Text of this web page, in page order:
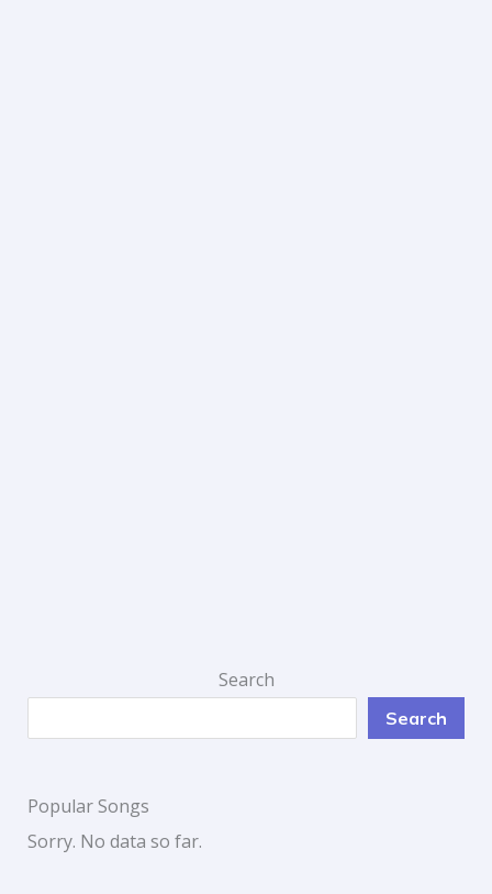
Search
Search
Popular Songs
Sorry. No data so far.